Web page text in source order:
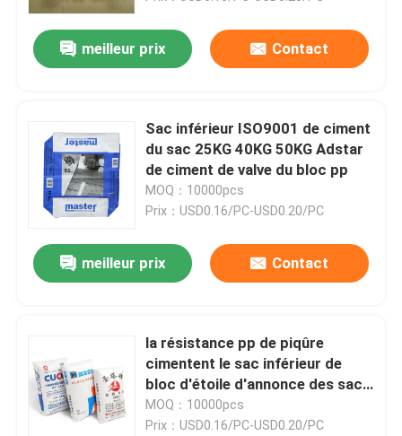
Maison
Au sujet de nous
meilleur prix Contact
Sac inférieur ISO9001 de ciment
du sac 25KG 40KG 50KG Adstar
de ciment de valve du bloc pp
MOQ：10000pcs
Prix：USD0.16/PC-USD0.20/PC
meilleur prix Contact
la résistance pp de piqûre
cimentent le sac inférieur de
bloc d'étoile d'annonce des sacs
25KG 40KG 50KG
MOQ：10000pcs
Prix：USD0.16/PC-USD0.20/PC